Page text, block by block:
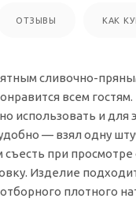
ОТЗЫВЫ КАК
сливочно-
всем
использовать и
— взял одну
при
Изделие
плотного